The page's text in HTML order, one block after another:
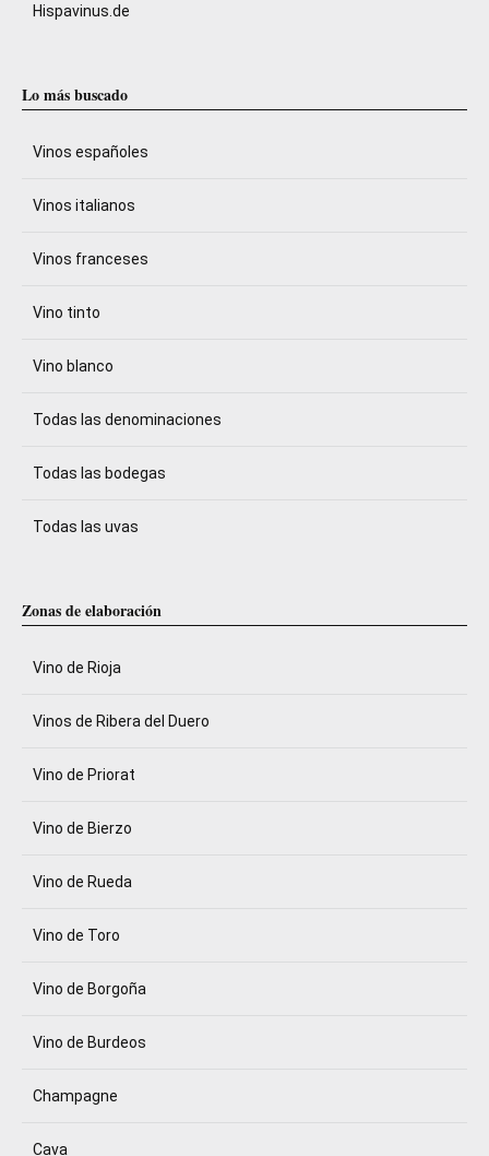
Hispavinus.de
Lo más buscado
Vinos españoles
Vinos italianos
Vinos franceses
Vino tinto
Vino blanco
Todas las denominaciones
Todas las bodegas
Todas las uvas
Zonas de elaboración
Vino de Rioja
Vinos de Ribera del Duero
Vino de Priorat
Vino de Bierzo
Vino de Rueda
Vino de Toro
Vino de Borgoña
Vino de Burdeos
Champagne
Cava